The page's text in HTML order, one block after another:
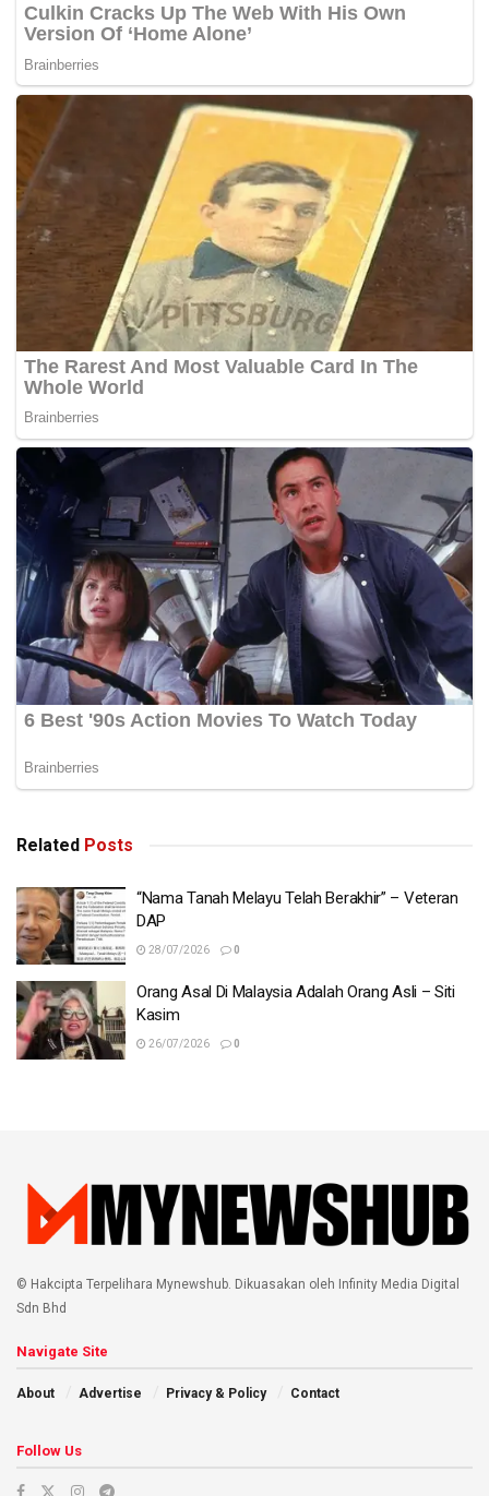
Related Posts
“Nama Tanah Melayu Telah Berakhir” – Veteran
DAP
28/07/2026 0
Orang Asal Di Malaysia Adalah Orang Asli – Siti
Kasim
26/07/2026 0
© Hakcipta Terpelihara Mynewshub. Dikuasakan oleh Infinity Media Digital
Sdn Bhd
Navigate Site
About Advertise Privacy & Policy Contact
Follow Us